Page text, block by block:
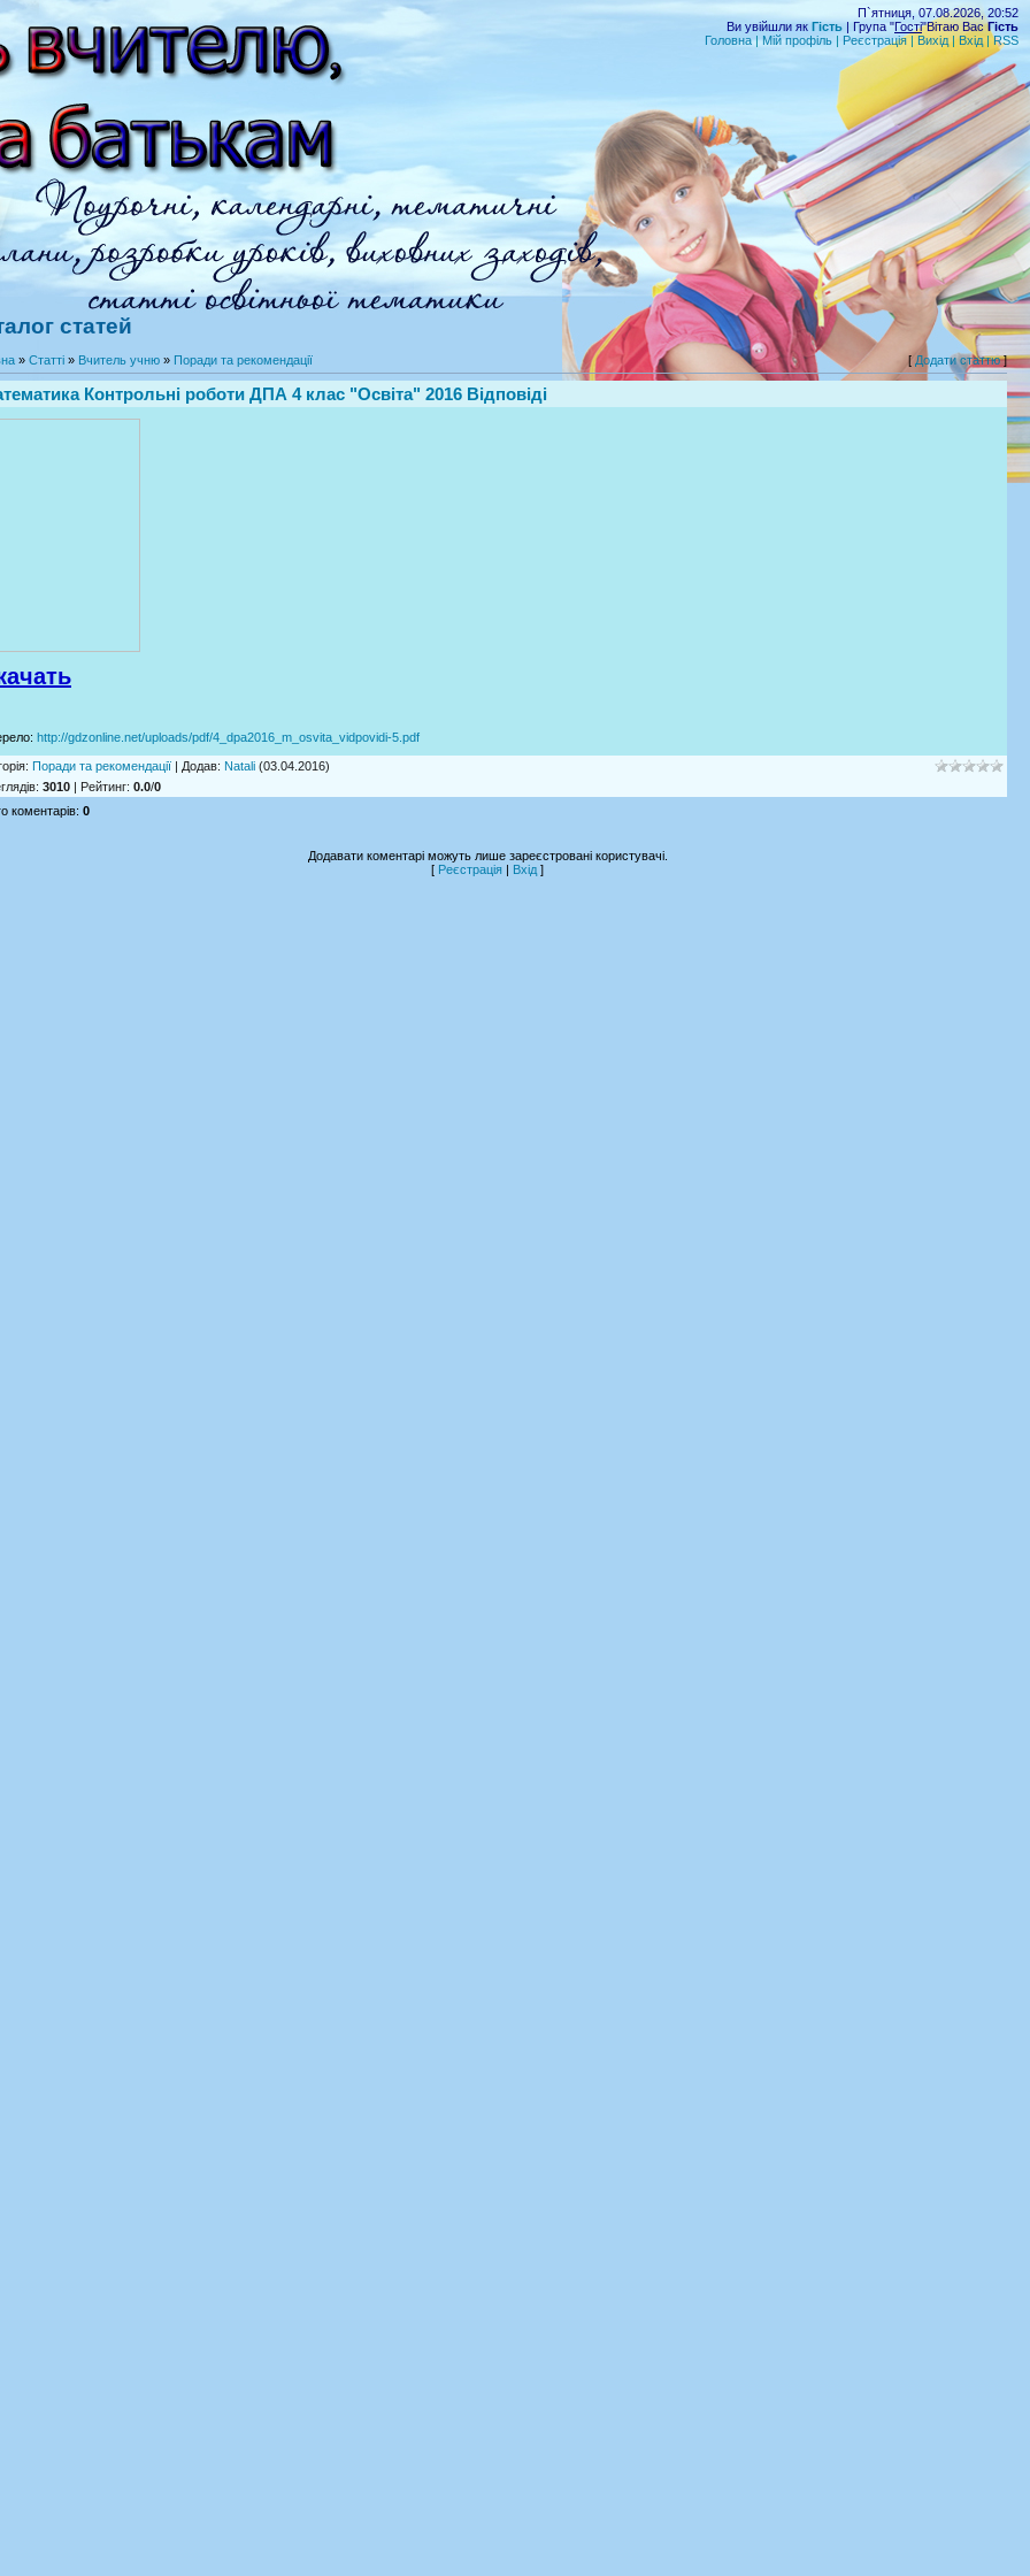
П`ятниця, 07.08.2026, 20:52
Ви увійшли як Гість | Група "Гості"Вітаю ВасГість
Головна|Мій профіль | Реєстрація| Вихід|Вхід |RSS
статей
» Статті » Вчитель учню » Поради та рекомендації [ Додати статтю]
Контрольні роботи ДПА 4 клас "Освіта" 2016 Відповіді
: http://gdzonline.net/uploads/pdf/4_dpa2016_m_osvita_vidpovidi-5.pdf
: Поради та рекомендації | Додав: Natali (03.04.2016)
: 3010 | Рейтинг: 0.0/0
коментарів: 0
Додавати коментарі можуть лише зареєстровані користувачі.
[ Реєстрація | Вхід ]